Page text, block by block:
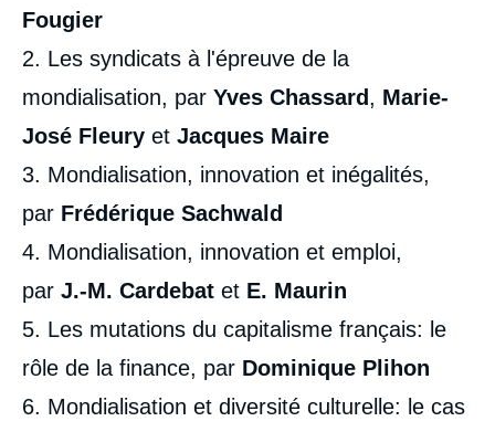
Fougier
2. Les syndicats à l'épreuve de la
mondialisation, par Yves Chassard, Marie-
José Fleury et Jacques Maire
3. Mondialisation, innovation et inégalités,
par Frédérique Sachwald
4. Mondialisation, innovation et emploi,
par J.-M. Cardebat et E. Maurin
5. Les mutations du capitalisme français: le
rôle de la finance, par Dominique Plihon
6. Mondialisation et diversité culturelle: le cas